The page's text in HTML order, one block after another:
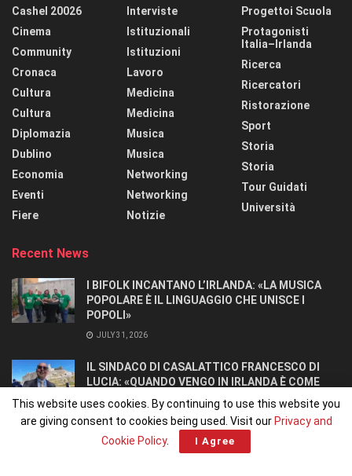
Cashel 20026
Cinema
Community
Cronaca
Cultura
Cultura
Diplomazia
Dublino
Economia
Eventi
Fiere
Interviste
Istituzionali
Istituzioni
Lavoro
Medicina
Medicina
Musica
Musica
Networking
Networking
Notizie
Progettoi Scuola
Protagonisti
Italia–Irlanda
Ricerca
Ricercatori
Ristorazione
Sport
Storia
Storia
Tour Guidati
Università
Recent News
I BIFOLK INCANTANO L’IRLANDA: «LA MUSICA
POPOLARE È IL LINGUAGGIO CHE UNISCE I
POPOLI»
JULY 31, 2026
IL SINDACO DI CASALATTICO FRANCESCO DI
LUCIA: «QUANDO VENGO IN IRLANDA È COME
TORNARE A CASA».
JULY 27, 2026
This website uses cookies. By continuing to use this website you
are giving consent to cookies being used. Visit our Privacy and
Cookie Policy. I Agree